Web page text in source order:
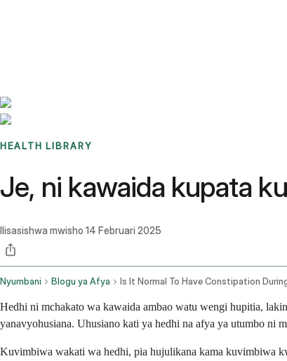
HEALTH LIBRARY
Je, ni kawaida kupata
Ilisasishwa mwisho 14 Februari 2025
Nyumbani Blogu ya Afya Is It Normal To Have Constipation
Hedhi ni mchakato wa kawaida ambao watu wengi hupitia,
yanavyohusiana. Uhusiano kati ya hedhi na afya ya utumbo ni
Kuvimbiwa wakati wa hedhi, pia hujulikana kama kuvimbiwa